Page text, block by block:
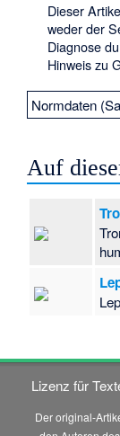
Dieser
weder der
Diagnose
Hinweis zu
Normdaten
Auf
Lizenz für
Der original-